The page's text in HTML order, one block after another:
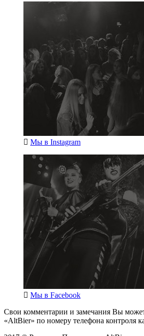
Мы в Instagram
Мы в Facebook
Свои комментарии и замечания Вы
«AltBier» по номеру телефона контроля